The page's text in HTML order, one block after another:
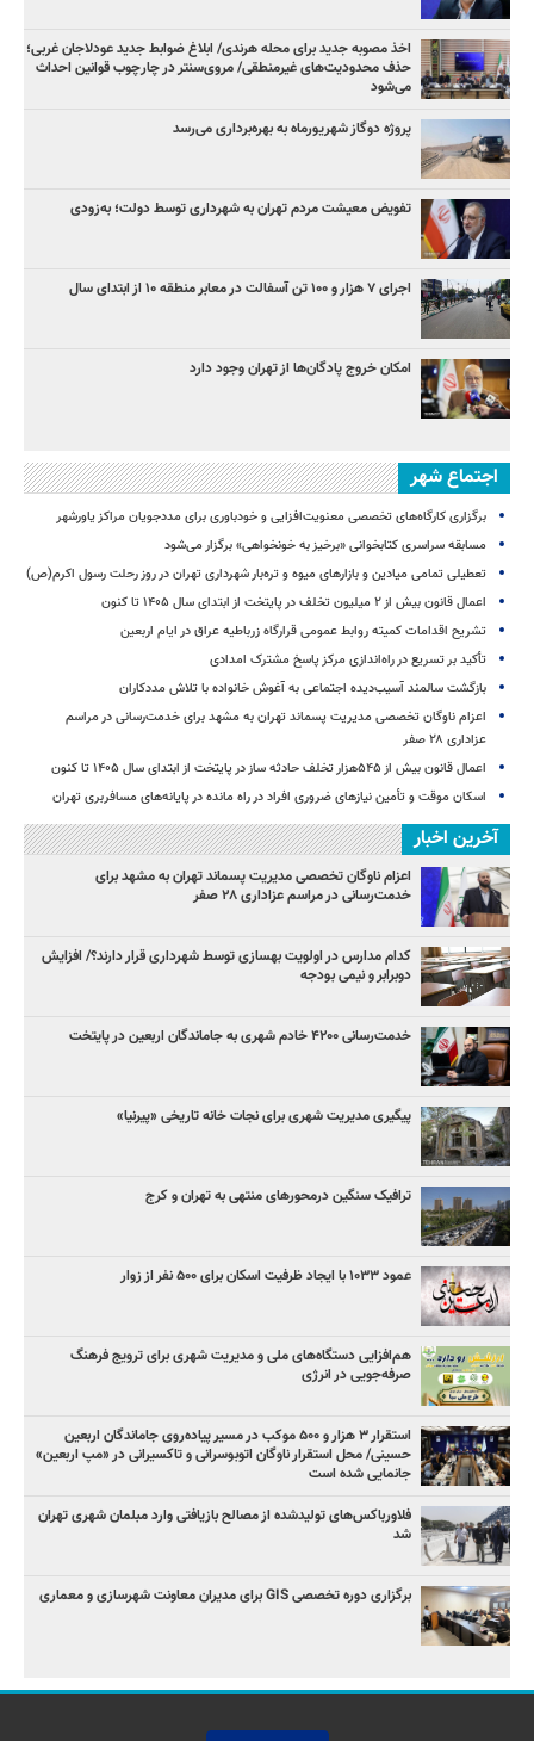
اخذ مصوبه جدید برای محله هرندی/ ابلاغ ضوابط جدید عودلاجان غربی؛
حذف محدودیت‌های غیرمنطقی/ مروی‌سنتر در چارچوب قوانین احداث
می‌شود
پروژه دوگاز شهریورماه به بهره‌برداری می‌رسد
تفویض معیشت مردم تهران به شهرداری توسط دولت؛ به‌زودی
اجرای ۷ هزار و ۱۰۰ تن آسفالت در معابر منطقه ۱۰ از ابتدای سال
امکان خروج پادگان‌ها از تهران وجود دارد
اجتماع شهر
برگزاری کارگاه‌های تخصصی معنویت‌افزایی و خودباوری برای مددجویان مراکز یاورشهر
مسابقه سراسری کتابخوانی «برخیز به خونخواهی» برگزار می‌شود
تعطیلی تمامی میادین و بازارهای میوه و تره‌بار شهرداری تهران در روز رحلت رسول اکرم(ص)
اعمال قانون بیش از ۲ میلیون تخلف در پایتخت از ابتدای سال ۱۴۰۵ تا کنون
تشریح اقدامات کمیته روابط عمومی قرارگاه زرباطیه عراق در ایام اربعین
تأکید بر تسریع در راه‌اندازی مرکز پاسخ مشترک امدادی
بازگشت سالمند آسیب‌دیده اجتماعی به آغوش خانواده با تلاش مددکاران
اعزام ناوگان تخصصی مدیریت پسماند تهران به مشهد برای خدمت‌رسانی در مراسم
عزاداری ۲۸ صفر
اعمال قانون بیش از ۵۴۵هزار تخلف حادثه ساز در پایتخت از ابتدای سال ۱۴۰۵ تا کنون
اسکان موقت و تأمین نیازهای ضروری افراد در راه مانده در پایانه‌های مسافربری تهران
آخرین اخبار
اعزام ناوگان تخصصی مدیریت پسماند تهران به مشهد برای
خدمت‌رسانی در مراسم عزاداری ۲۸ صفر
کدام مدارس در اولویت بهسازی توسط شهرداری قرار دارند؟/ افزایش
دوبرابر و نیمی بودجه
خدمت‌رسانی ۴۲۰۰ خادم شهری به جاماندگان اربعین در پایتخت
پیگیری مدیریت شهری برای نجات خانه تاریخی «پیرنیا»
ترافیک سنگین درمحورهای منتهی به تهران و کرج
عمود ۱۰۳۳ با ایجاد ظرفیت اسکان برای ۵۰۰ نفر از زوار
هم‌افزایی دستگاه‌های ملی و مدیریت شهری برای ترویج فرهنگ
صرفه‌جویی در انرژی
استقرار ۳ هزار و ۵۰۰ موکب در مسیر پیاده‌روی جاماندگان اربعین
حسینی/ محل استقرار ناوگان اتوبوسرانی و تاکسیرانی در «مپ اربعین»
جانمایی شده است
فلاورباکس‌های تولیدشده از مصالح بازیافتی وارد مبلمان شهری تهران
شد
برگزاری دوره تخصصی GIS برای مدیران معاونت شهرسازی و معماری